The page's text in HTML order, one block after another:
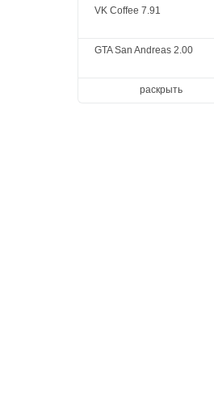
VK Coffee 7.91
GTA San Andreas 2.00
раскрыть